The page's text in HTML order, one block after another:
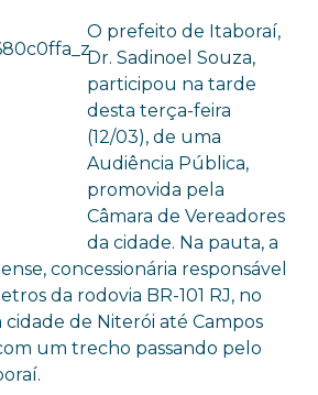
O prefeito de Itaboraí,
Dr. Sadinoel Souza,
participou na tarde
desta terça-feira
(12/03), de uma
Audiência Pública,
promovida pela
Câmara de Vereadores
da cidade. Na pauta, a
concessionária responsável
da rodovia BR-101 RJ, no
cidade de Niterói até Campos
um trecho passando pelo